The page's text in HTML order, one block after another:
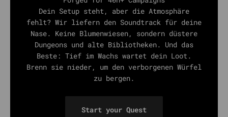
Dein Setup steht, aber die Atmosphäre
fehlt? Wir liefern den Soundtrack für deine
Nase. Keine Blumenwiesen, sondern düstere
Dungeons und alte Bibliotheken. Und das
Beste: Tief im Wachs wartet dein Loot.
Brenn sie nieder, um den verborgenen Würfel
zu bergen.
Start your Quest